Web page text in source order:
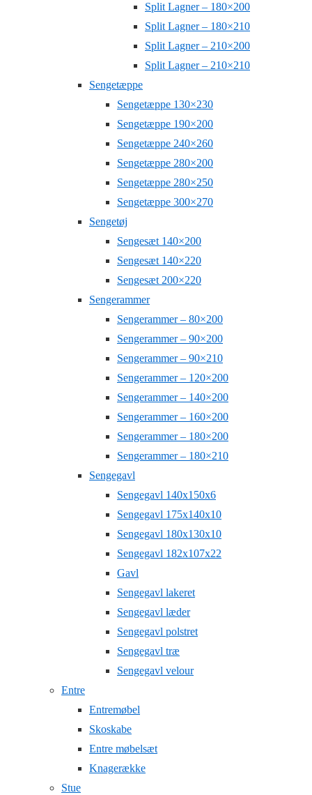
Split Lagner – 180×200
Split Lagner – 180×210
Split Lagner – 210×200
Split Lagner – 210×210
Sengetæppe
Sengetæppe 130×230
Sengetæppe 190×200
Sengetæppe 240×260
Sengetæppe 280×200
Sengetæppe 280×250
Sengetæppe 300×270
Sengetøj
Sengesæt 140×200
Sengesæt 140×220
Sengesæt 200×220
Sengerammer
Sengerammer – 80×200
Sengerammer – 90×200
Sengerammer – 90×210
Sengerammer – 120×200
Sengerammer – 140×200
Sengerammer – 160×200
Sengerammer – 180×200
Sengerammer – 180×210
Sengegavl
Sengegavl 140x150x6
Sengegavl 175x140x10
Sengegavl 180x130x10
Sengegavl 182x107x22
Gavl
Sengegavl lakeret
Sengegavl læder
Sengegavl polstret
Sengegavl træ
Sengegavl velour
Entre
Entremøbel
Skoskabe
Entre møbelsæt
Knagerække
Stue